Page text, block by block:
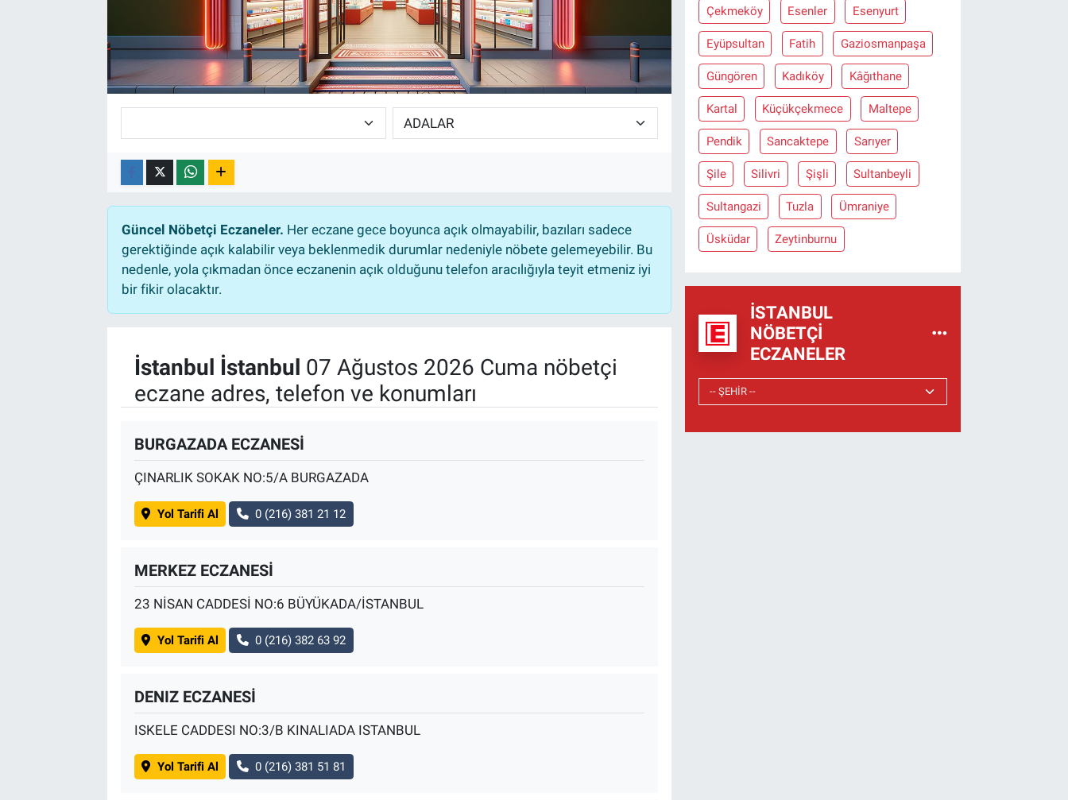
Güncel Nöbetçi Eczaneler. Her eczane gece boyunca açık olmayabilir, bazıları sadece
gerektiğinde açık kalabilir veya beklenmedik durumlar nedeniyle nöbete gelemeyebilir. Bu
nedenle, yola çıkmadan önce eczanenin açık olduğunu telefon aracılığıyla teyit etmeniz iyi
bir fikir olacaktır.
İstanbul İstanbul 07 Ağustos 2026 Cuma nöbetçi
eczane adres, telefon ve konumları
BURGAZADA ECZANESİ
ÇINARLIK SOKAK NO:5/A BURGAZADA
Yol Tarifi Al 0 (216) 381 21 12
MERKEZ ECZANESİ
23 NİSAN CADDESİ NO:6 BÜYÜKADA/İSTANBUL
Yol Tarifi Al 0 (216) 382 63 92
DENIZ ECZANESİ
ISKELE CADDESI NO:3/B KINALIADA ISTANBUL
Yol Tarifi Al 0 (216) 381 51 81
Çekmeköy Esenler Esenyurt
Eyüpsultan Fatih Gaziosmanpaşa
Güngören Kadıköy Kâğıthane
Kartal Küçükçekmece Maltepe
Pendik Sancaktepe Sarıyer
Şile Silivri Şişli Sultanbeyli
Sultangazi Tuzla Ümraniye
Üsküdar Zeytinburnu
İSTANBUL
NÖBETÇI
ECZANELER